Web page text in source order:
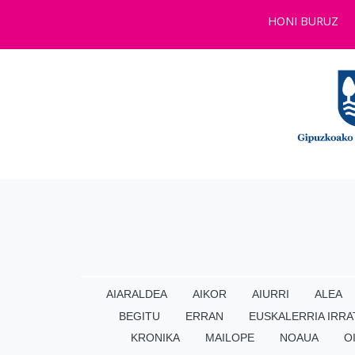
HONI BURUZ
AIARALDEA AIKOR AIURRI ALEA
BEGITU
ERRAN EUSKALERRIA
KRONIKA
MAILOPE NOAUA